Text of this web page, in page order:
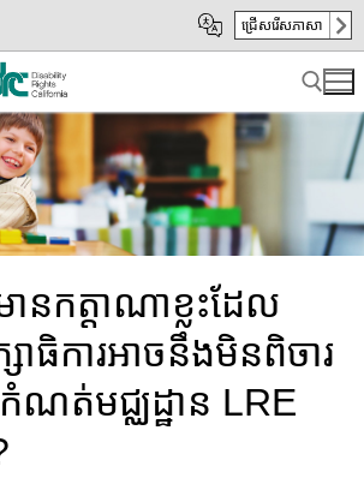
ជ្រើសរើសភាសា
Search for:
នកត្តាណាខ្លះដែល
ធិការអាចនឹងមិនពិចារ​
ណត់មជ្ឈដ្ឋាន​ LRE